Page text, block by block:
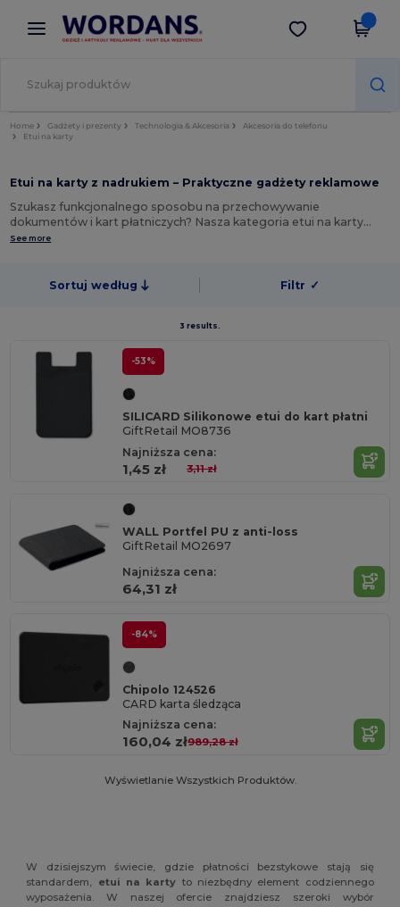
× Aplikacja Wordans
Lepsze ceny w aplikacji!
Pobierz app
Home Gadżety i prezenty Technologia & Akcesoria
Akcesoria do telefonu
Etui na karty
Etui na karty z nadrukiem – Praktyczne gadżety reklamowe
Szukasz funkcjonalnego sposobu na przechowywanie
dokumentów i kart płatniczych? Nasza kategoria etui na karty…
See more
Sortuj według Filtr ✓
3 results.
-53%
SILICARD Silikonowe etui do kart płatni
GiftRetail MO8736
Najniższa cena:
1,45 zł 3,11 zł
WALL Portfel PU z anti-loss
GiftRetail MO2697
Najniższa cena:
64,31 zł
-84%
Chipolo 124526
CARD karta śledząca
Najniższa cena:
160,04 zł989,28 zł
Wyświetlanie Wszystkich Produktów.
W dzisiejszym świecie, gdzie płatności bezstykowe stają się
standardem, etui na karty to niezbędny element codziennego
wyposażenia. W naszej ofercie znajdziesz szeroki wybór